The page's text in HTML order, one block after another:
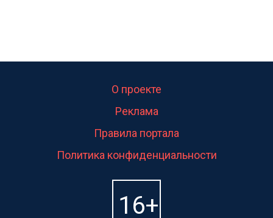
О проекте
Реклама
Правила портала
Политика конфиденциальности